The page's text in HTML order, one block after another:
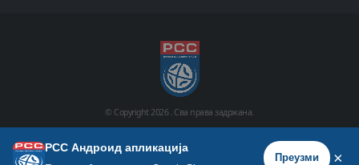
© Copyright2026 . Сва права задржана.
Почетна Историја Фото галерија Видео галерија
РСС Андроид апликација
Преузми ×